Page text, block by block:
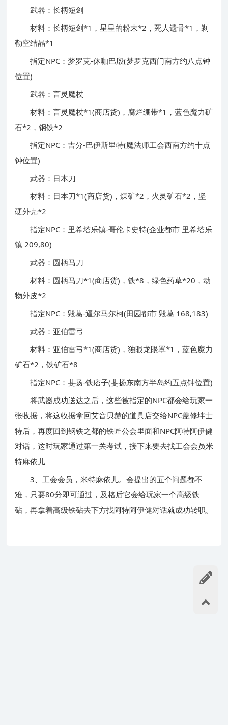
武器：长柄短剑
材料：长柄短剑*1，星星的粉末*2，死人遗骨*1，剎
勒空结晶*1
指定NPC：梦罗克-休咖巴殷(梦罗克西门南方约八点钟
位置)
武器：言灵魔杖
材料：言灵魔杖*1(商店货)，腐烂绷带*1，蓝色魔力矿
石*2，钢铁*2
指定NPC：吉分-巴伊斯里特(魔法师工会西南方约十点
钟位置)
武器：日本刀
材料：日本刀*1(商店货)，煤矿*2，火灵矿石*2，坚
硬外壳*2
指定NPC：里希塔乐镇-哥伦卡史特(企业都市 里希塔乐
镇 209,80)
武器：圆柄马刀
材料：圆柄马刀*1(商店货)，铁*8，绿色药草*20，动
物外皮*2
指定NPC：毁葛-逼尔马尔柯(田园都市 毁葛 168,183)
武器：亚伯雷弓
材料：亚伯雷弓*1(商店货)，独眼龙眼罩*1，蓝色魔力
矿石*2，铁矿石*8
指定NPC：斐扬-铁痞子(斐扬东南方半岛约五点钟位置)
将武器成功送达之后，这些被指定的NPC都会给玩家一
张收据，将这收据拿回艾音贝赫的道具店交给NPC盖修坢士
特后，再度回到钢铁之都的铁匠公会里面和NPC阿特阿伊健
对话，这时玩家通过第一关考试，接下来要去找工会会员米
特麻依儿
3、工会会员，米特麻依儿。会提出的五个问题都不
难，只要80分即可通过，及格后它会给玩家一个高级铁
砧，再拿着高级铁砧去下方找阿特阿伊健对话就成功转职。